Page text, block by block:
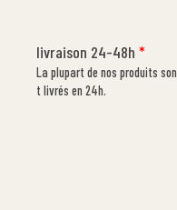
livraison 24-48h*
La plupart de nos produits son
t livrés en 24h.